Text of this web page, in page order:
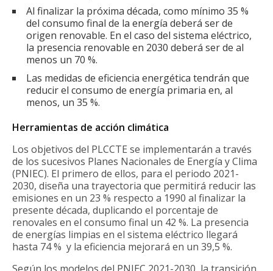
Al finalizar la próxima década, como mínimo 35 %
del consumo final de la energía deberá ser de
origen renovable. En el caso del sistema eléctrico,
la presencia renovable en 2030 deberá ser de al
menos un 70 %.
Las medidas de eficiencia energética tendrán que
reducir el consumo de energía primaria en, al
menos, un 35 %.
Herramientas de acción climática
Los objetivos del PLCCTE se implementarán a través
de los sucesivos Planes Nacionales de Energía y Clima
(PNIEC). El primero de ellos, para el periodo 2021-
2030, diseña una trayectoria que permitirá reducir las
emisiones en un 23 % respecto a 1990 al finalizar la
presente década, duplicando el porcentaje de
renovales en el consumo final un 42 %. La presencia
de energías limpias en el sistema eléctrico llegará
hasta 74 % y la eficiencia mejorará en un 39,5 %.